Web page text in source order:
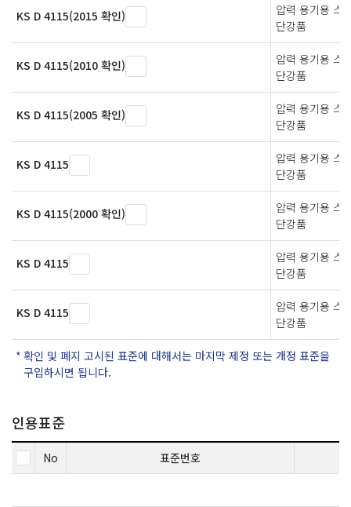
KS D 4115(2015 확인)
압력 용기용 스
단강품
KS D 4115(2010 확인)
압력 용기용 스
단강품
KS D 4115(2005 확인)
압력 용기용 스
단강품
KS D 4115
압력 용기용 스
단강품
KS D 4115(2000 확인)
압력 용기용 스
단강품
KS D 4115
압력 용기용 스
단강품
KS D 4115
압력 용기용 스
단강품
확인 및 폐지 고시된 표준에 대해서는 마지막 제정 또는 개정 표준을
구입하시면 됩니다.
인용표준
No 표준번호